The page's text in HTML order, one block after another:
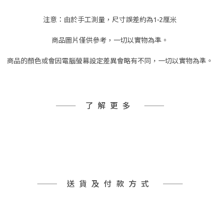
注意：由於手工測量，尺寸誤差約為1-2厘米
商品圖片僅供參考，一切以實物為準。
商品的顏色或會因電腦螢幕設定差異會略有不同，一切以實物為準。
了解更多
送貨及付款方式